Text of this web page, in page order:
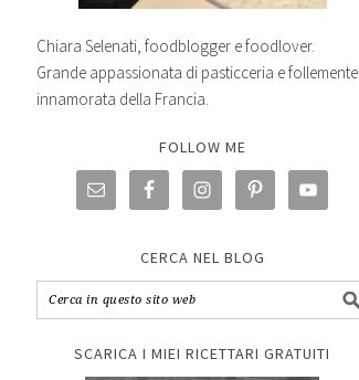
Chiara Selenati, foodblogger e foodlover.
Grande appassionata di pasticceria e follemente
innamorata della Francia.
FOLLOW ME
CERCA NEL BLOG
SCARICA I MIEI RICETTARI GRATUITI